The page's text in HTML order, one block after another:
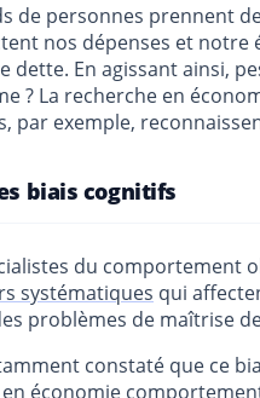
de personnes prennent
nos dépenses et notre
dette. En agissant ainsi,
? La recherche en
par exemple,
biais cognitifs
du comportement
systématiques qui
problèmes de maîtrise
constaté que ce
économie